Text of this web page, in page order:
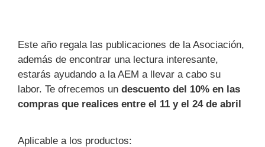
Este año regala las publicaciones de la Asociación,
además de encontrar una lectura interesante,
estarás ayudando a la AEM a llevar a cabo su
labor. Te ofrecemos un descuento del 10% en las
compras que realices entre el 11 y el 24 de abril
Aplicable a los productos: